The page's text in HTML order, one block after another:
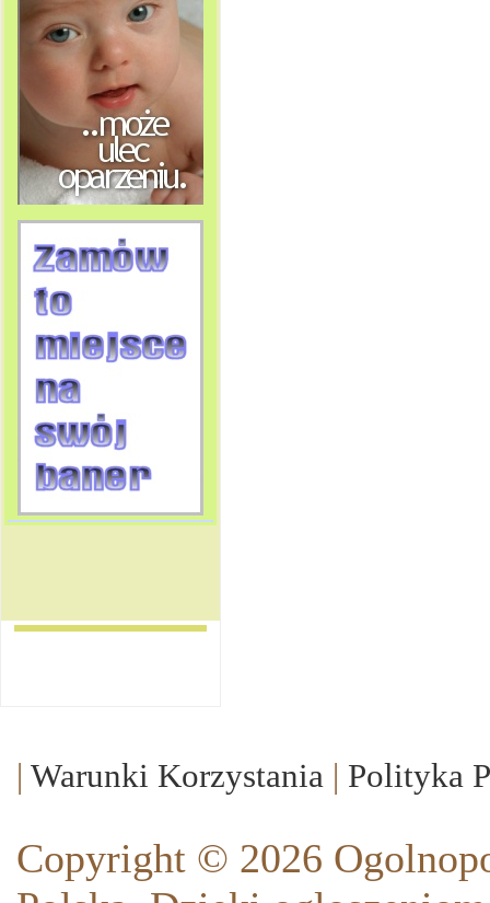
| Warunki Korzystania | Polityka
Copyright © 2026